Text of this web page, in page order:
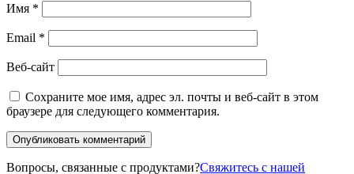
Имя *
Email *
Веб-сайт
Сохраните мое имя, адрес эл. почты и веб-сайт в этом
браузере для следующего комментария.
Вопросы, связанные с продуктами?Свяжитесь с нашей